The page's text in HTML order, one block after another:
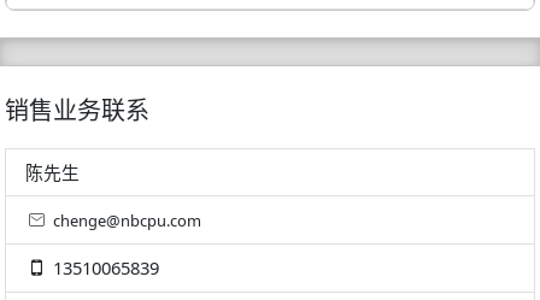
销售业务联系
陈先生
chenge@nbcpu.com
13510065839